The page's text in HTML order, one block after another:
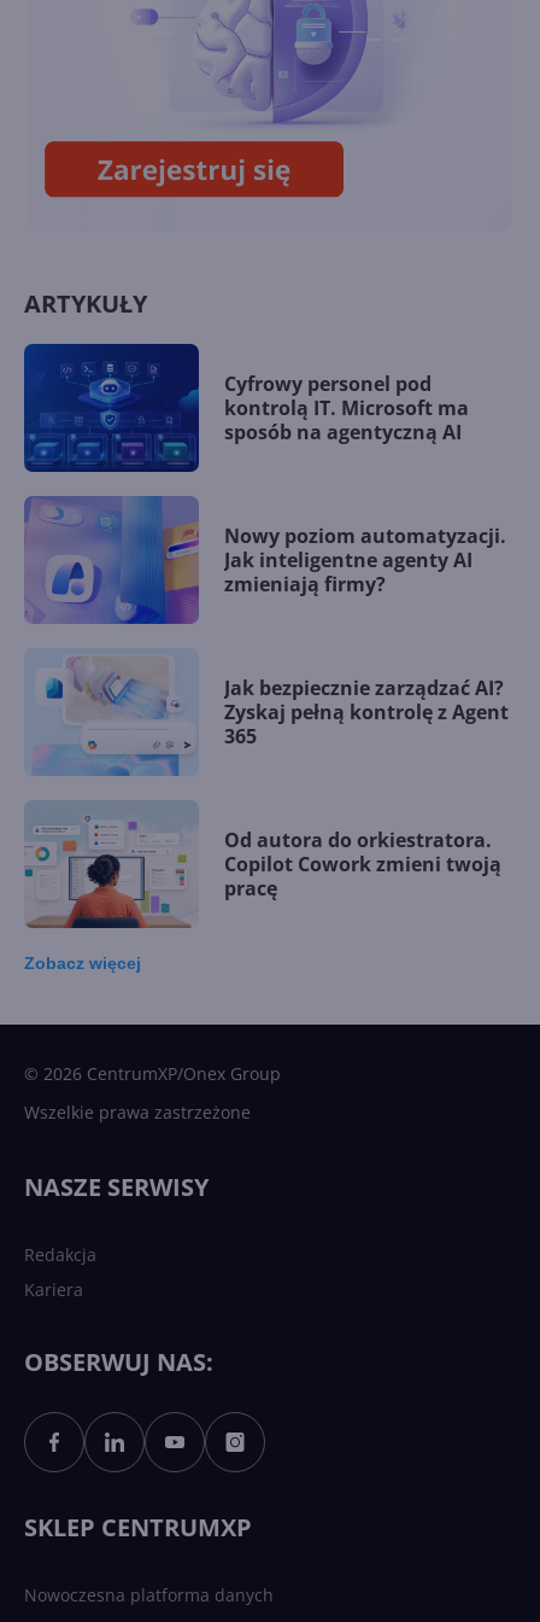
Nowy Planner w przeglądarce
już za parę tygodni
ARTYKUŁY
Cyfrowy personel pod
kontrolą IT. Microsoft ma
sposób na agentyczną AI
Nowy poziom automatyzacji.
Jak inteligentne agenty AI
zmieniają firmy?
Jak bezpiecznie zarządzać AI?
Zyskaj pełną kontrolę z Agent
365
Od autora do orkiestratora.
Copilot Cowork zmieni twoją
pracę
Sztuczna inteligencja po
polsku. Dość barier
Zobacz więcej
© 2026 CentrumXP/Onex Group
Wszelkie prawa zastrzeżone
NASZE SERWISY
Redakcja
Kariera
OBSERWUJ NAS:
SKLEP CENTRUMXP
Nowoczesna platforma danych